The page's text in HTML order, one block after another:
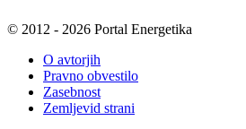
© 2012 - 2026 Portal Energetika
O avtorjih
Pravno obvestilo
Zasebnost
Zemljevid strani